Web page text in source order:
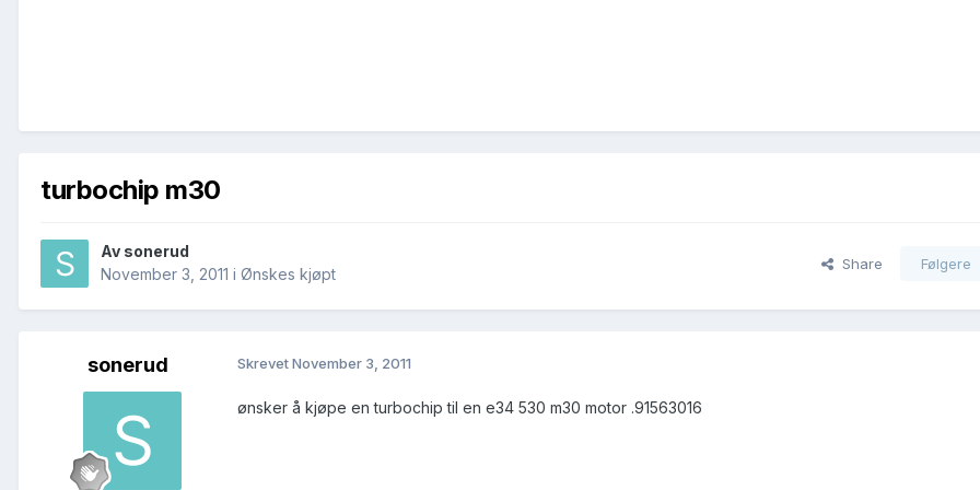
turbochip m30
Av sonerud
November 3, 2011 i Ønskes kjøpt
Share Følgere
sonerud SkrevetNovember 3, 2011
ønsker å kjøpe en turbochip til en e34 530 m30 motor .91563016